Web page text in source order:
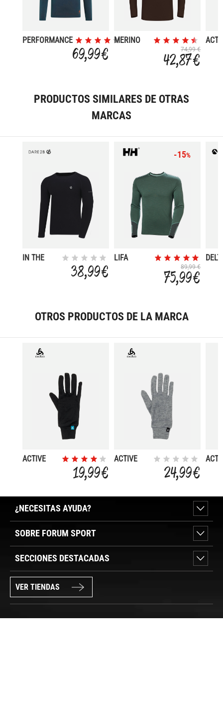
PERFORMANCE
69,99 €
MERINO
74,99 €
42,87 €
PRODUCTOS SIMILARES DE OTRAS
MARCAS
IN THE
38,99 €
-15%
LIFA
89,99 €
75,99 €
OTROS PRODUCTOS DE LA MARCA
ACTIVE
19,99 €
ACTIVE
24,99 €
¿NECESITAS AYUDA?
SOBRE FORUM SPORT
SECCIONES DESTACADAS
VER TIENDAS